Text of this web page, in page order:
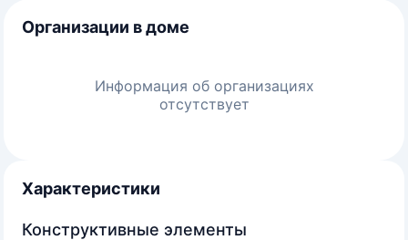
Организации в доме
Информация об организациях
отсутствует
Характеристики
Конструктивные элементы